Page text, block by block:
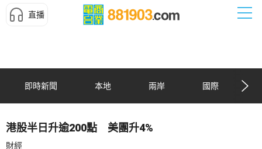
直播
即時新聞 本地 兩岸 國際
港股半日升逾200點 美團升4%
財經